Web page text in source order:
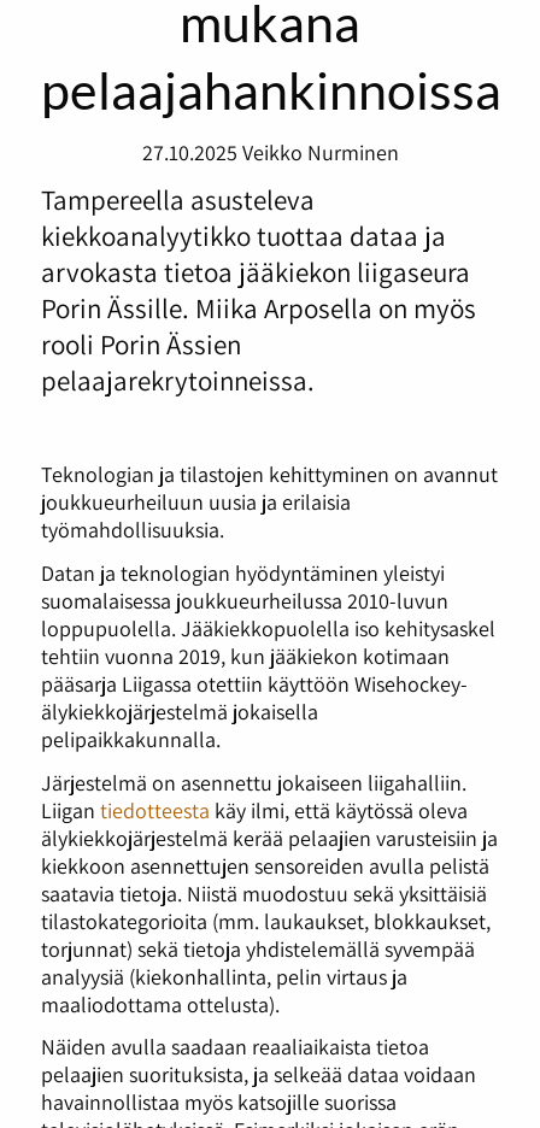
mukana
pelaajahankinnoissa
27.10.2025 Veikko Nurminen
Tampereella asusteleva
kiekkoanalyytikko tuottaa dataa ja
arvokasta tietoa jääkiekon liigaseura
Porin Ässille. Miika Arposella on myös
rooli Porin Ässien
pelaajarekrytoinneissa.
Teknologian ja tilastojen kehittyminen on avannut
joukkueurheiluun uusia ja erilaisia
työmahdollisuuksia.
Datan ja teknologian hyödyntäminen yleistyi
suomalaisessa joukkueurheilussa 2010-luvun
loppupuolella. Jääkiekkopuolella iso kehitysaskel
tehtiin vuonna 2019, kun jääkiekon kotimaan
pääsarja Liigassa otettiin käyttöön Wisehockey-
älykiekkojärjestelmä jokaisella
pelipaikkakunnalla.
Järjestelmä on asennettu jokaiseen liigahalliin.
Liigan tiedotteesta käy ilmi, että käytössä oleva
älykiekkojärjestelmä kerää pelaajien varusteisiin ja
kiekkoon asennettujen sensoreiden avulla pelistä
saatavia tietoja. Niistä muodostuu sekä yksittäisiä
tilastokategorioita (mm. laukaukset, blokkaukset,
torjunnat) sekä tietoja yhdistelemällä syvempää
analyysiä (kiekonhallinta, pelin virtaus ja
maaliodottama ottelusta).
Näiden avulla saadaan reaaliaikaista tietoa
pelaajien suorituksista, ja selkeää dataa voidaan
havainnollistaa myös katsojille suorissa